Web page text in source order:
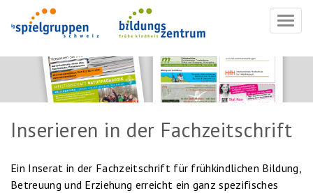
Inserieren in der Fachzeitschrift
Ein Inserat in der Fachzeitschrift für frühkindlichen Bildung,
Betreuung und Erziehung erreicht ein ganz spezifisches